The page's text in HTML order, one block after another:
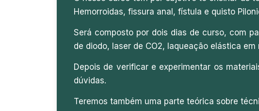
Hemorroidas, fissura anal, fístula e quisto
Será composto por dois dias de curso, com
de diodo, laser de CO2, laqueação elástica em
Depois de verificar e experimentar os
dúvidas.
Teremos também uma parte teórica sobre